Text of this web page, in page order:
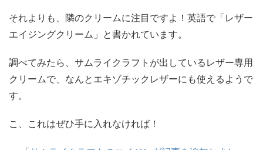
それよりも、隣のクリームに注目ですよ！英語で「レザー
エイジングクリーム」と書かれています。
調べてみたら、サムライクラフトが出しているレザー専用
クリームで、なんとエキゾチックレザーにも使えるようで
す。
こ、これはぜひ手に入れなければ！